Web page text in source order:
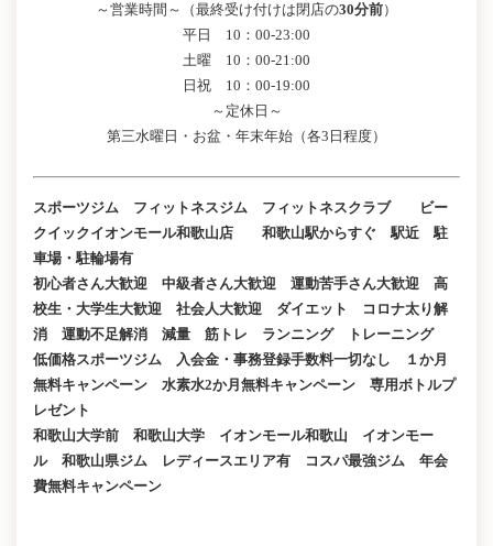
～営業時間～（最終受け付けは閉店の30分前）
平日 10：00-23:00
土曜 10：00-21:00
日祝 10：00-19:00
～定休日～
第三水曜日・お盆・年末年始（各3日程度）
スポーツジム フィットネスジム フィットネスクラブ ビー
クイックイオンモール和歌山店 和歌山駅からすぐ 駅近 駐
車場・駐輪場有
初心者さん大歓迎 中級者さん大歓迎 運動苦手さん大歓迎 高
校生・大学生大歓迎 社会人大歓迎 ダイエット コロナ太り解
消 運動不足解消 減量 筋トレ ランニング トレーニング
低価格スポーツジム 入会金・事務登録手数料一切なし １か月
無料キャンペーン 水素水2か月無料キャンペーン 専用ボトルプ
レゼント
和歌山大学前 和歌山大学 イオンモール和歌山 イオンモー
ル 和歌山県ジム レディースエリア有 コスパ最強ジム 年会
費無料キャンペーン